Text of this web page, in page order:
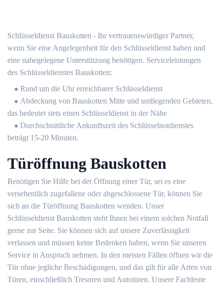
Schlüsseldienst Bauskotten - Ihr vertrauenswürdiger Partner,
wenn Sie eine Angelegenheit für den Schlüsseldienst haben und
eine nahegelegene Unterstützung benötigen. Serviceleistungen
des Schlüsseldienstes Bauskotten:
Rund um die Uhr erreichbarer Schlüsseldienst
Abdeckung von Bauskotten Mitte und umliegenden Gebieten,
das bedeutet stets einen Schlüsseldienst in der Nähe
Durchschnittliche Ankunftszeit des Schlüsselnotdienstes
beträgt 15-20 Minuten.
Türöffnung Bauskotten
Benötigen Sie Hilfe bei der Öffnung einer Tür, sei es eine
versehentlich zugefallene oder abgeschlossene Tür, können Sie
sich an die Türöffnung Bauskotten wenden. Unser
Schlüsseldienst Bauskotten steht Ihnen bei einem solchen Notfall
gerne zur Seite. Sie können sich auf unsere Zuverlässigkeit
verlassen und müssen keine Bedenken haben, wenn Sie unseren
Service in Anspruch nehmen. In den meisten Fällen öffnen wir die
Tür ohne jegliche Beschädigungen, und das gilt für alle Arten von
Türen, einschließlich Tresoren und Autotüren. Unsere Fachleute